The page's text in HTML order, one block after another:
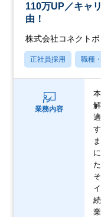
110万UP／キャ
由！
株式会社コネクトボ
正社員採用 職種
業務内容
す